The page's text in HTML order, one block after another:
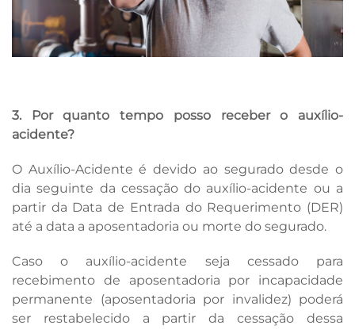
3. Por quanto tempo posso receber o auxílio-
acidente?
O Auxílio-Acidente é devido ao segurado desde o
dia seguinte da cessação do auxílio-acidente ou a
partir da Data de Entrada do Requerimento (DER)
até a data a aposentadoria ou morte do segurado.
Caso o auxílio-acidente seja cessado para
recebimento de aposentadoria por incapacidade
permanente (aposentadoria por invalidez) poderá
ser restabelecido a partir da cessação dessa